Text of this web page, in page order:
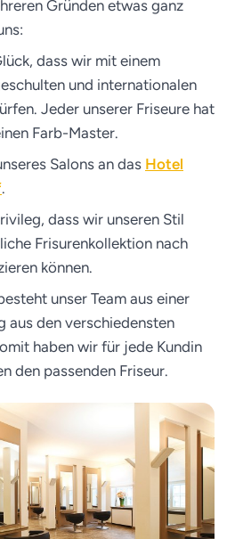
Gründen etwas ganz
dass wir mit einem
und internationalen
Jeder unserer Friseure hat
Farb-Master.
Salons an das Hotel
.
dass wir unseren Stil
Frisurenkollektion nach
können.
unser Team aus einer
aus den verschiedensten
haben wir für jede Kundin
den passenden Friseur.